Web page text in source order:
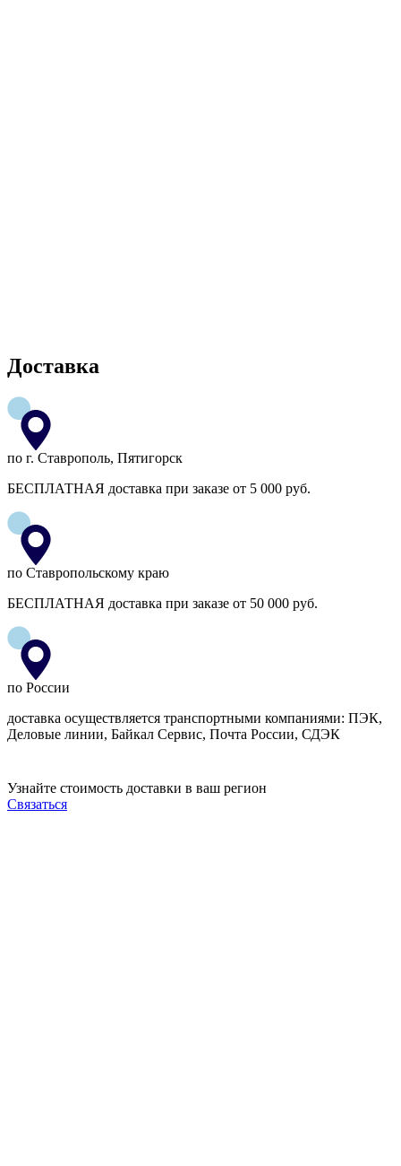
Доставка
по г. Ставрополь, Пятигорск
БЕСПЛАТНАЯ доставка при заказе от 5 000 руб.
по Ставропольскому краю
БЕСПЛАТНАЯ доставка при заказе от 50 000 руб.
по России
доставка осуществляется транспортными компаниями: ПЭК,
Деловые линии, Байкал Сервис, Почта России, СДЭК
Узнайте стоимость доставки в ваш регион
Связаться